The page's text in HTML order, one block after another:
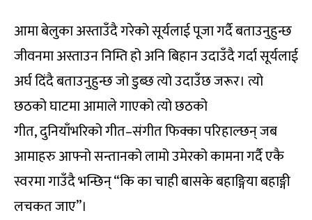
आमा बेलुका अस्ताउँदै गरेको सूर्यलाई पूजा गर्दै बताउनुहुन्छ
जीवनमा अस्ताउन निम्ति हो अनि बिहान उदाउँदै गर्दा सूर्यलाई
अर्घ दिंदै बताउनुहुन्छ जो डुब्छ त्यो उदाउँछ जरूर। त्यो
छठको घाटमा आमाले गाएको त्यो छठको
गीत, दुनियाँभरिको गीत–संगीत फिक्का परिहाल्छन् जब
आमाहरु आफ्नो सन्तानको लामो उमेरको कामना गर्दै एकै
स्वरमा गाउँदै भन्छिन् “कि का चाही बासके बहाङ्गिया बहाङ्गी
लचकत जाए”।